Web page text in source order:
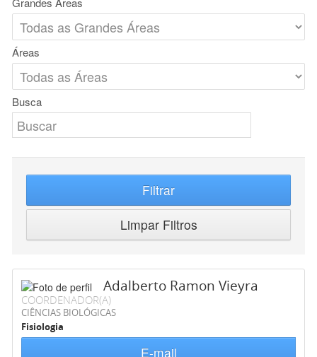
Áreas
Busca
Filtrar
Limpar Filtros
Adalberto Ramon Vieyra
COORDENADOR(A)
CIÊNCIAS BIOLÓGICAS
Fisiologia
E-mail